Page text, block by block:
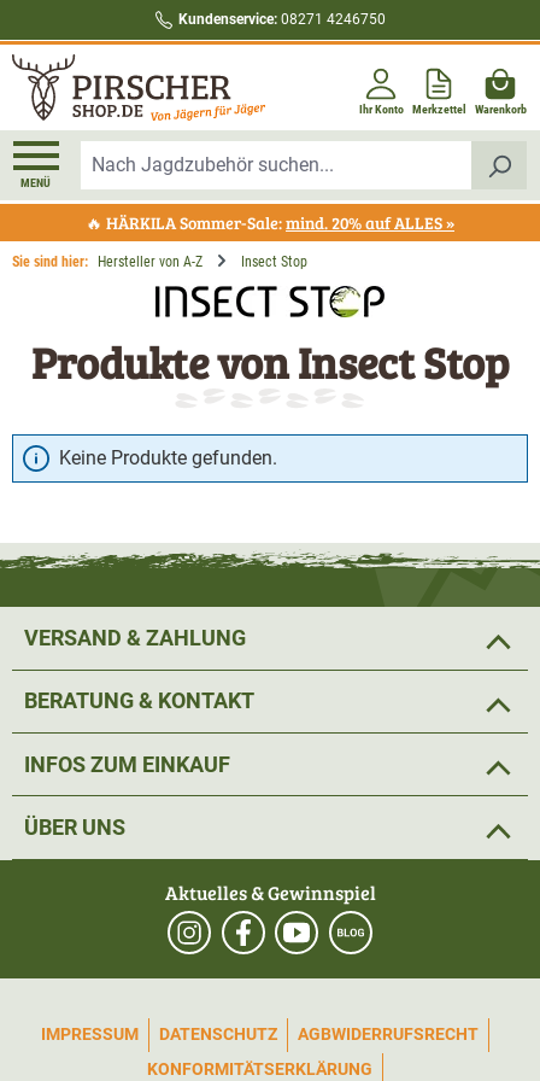
Kundenservice: 08271 4246750
Ihr Konto Merkzettel Warenkorb
MENÜ
🔥 HÄRKILA Sommer-Sale:mind. 20% auf ALLES »
Sie sind hier: Hersteller von A-Z Insect Stop
Produkte von Insect Stop
Keine Produkte gefunden.
VERSAND & ZAHLUNG
BERATUNG & KONTAKT
INFOS ZUM EINKAUF
ÜBER UNS
Aktuelles & Gewinnspiel
IMPRESSUM DATENSCHUTZ AGBWIDERRUFSRECHT
KONFORMITÄTSERKLÄRUNG